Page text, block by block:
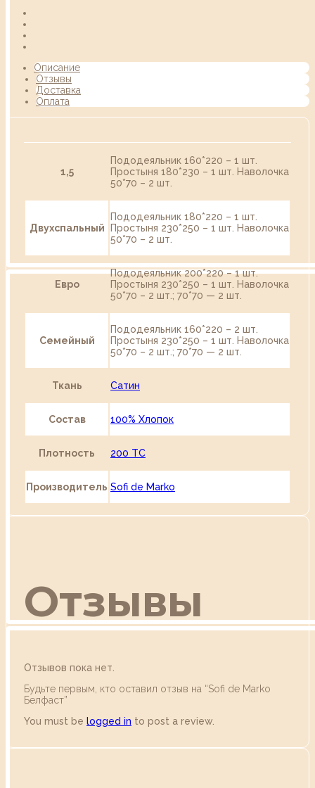
Описание
Отзывы
Доставка
Оплата
1,5
Пододеяльник 160*220 – 1 шт.
Простыня 180*230 – 1 шт. Наволочка
50*70 – 2 шт.
Двухспальный
Пододеяльник 180*220 – 1 шт.
Простыня 230*250 – 1 шт. Наволочка
50*70 – 2 шт.
Евро
Пододеяльник 200*220 – 1 шт.
Простыня 230*250 – 1 шт. Наволочка
50*70 – 2 шт.; 70*70 — 2 шт.
Семейный
Пододеяльник 160*220 – 2 шт.
Простыня 230*250 – 1 шт. Наволочка
50*70 – 2 шт.; 70*70 — 2 шт.
Ткань Сатин
Состав 100% Хлопок
Плотность 200 TC
Производитель Sofi de Marko
Отзывы
Отзывов пока нет.
Будьте первым, кто оставил отзыв на “Sofi de Marko
Белфаст”
You must be logged in to post a review.